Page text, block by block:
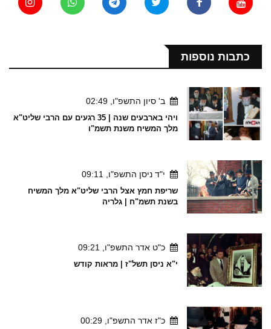
כתבות נוספות
ב' סיון התשפ"ו, 02:49
ויהי בארבעים שנה | 35 רגעים עם הרבי שליט"א
מלך המשיח משנת תשמ"ו
י"ד ניסן התשפ"ו, 09:11
שריפת חמץ אצל הרבי שליט"א מלך המשיח
בשנת תשמ"ח | גלריה
כ"ט אדר התשפ"ו, 09:21
י"א ניסן תשל"ז | מראות קודש
כ"ז אדר התשפ"ו, 00:29